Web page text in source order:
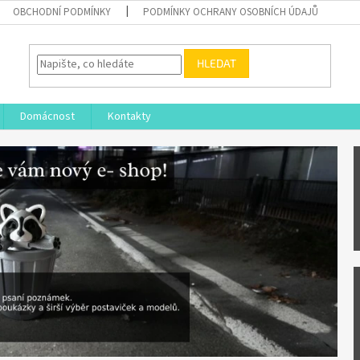
OBCHODNÍ PODMÍNKY PODMÍNKY OCHRANY OSOBNÍCH ÚDAJŮ
HLEDAT
Domácnost Kontakty